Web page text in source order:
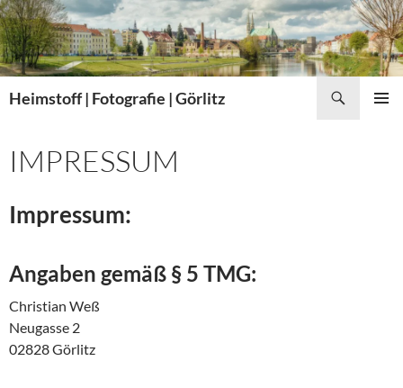
Zum
Inhalt
springen
Heimstoff | Fotografie | Görlitz
IMPRESSUM
Impressum:
Angaben gemäß § 5 TMG:
Christian Weß
Neugasse 2
02828 Görlitz